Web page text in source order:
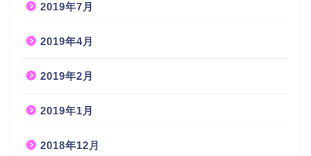
2019年7月
2019年4月
2019年2月
2019年1月
2018年12月